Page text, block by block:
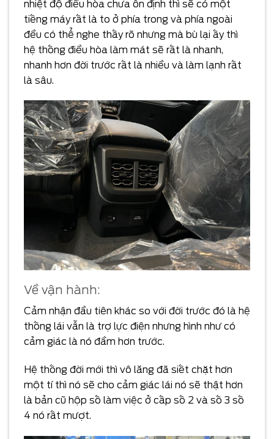
nhiệt độ điều hòa chưa ổn định thì sẽ có một
tiếng máy rất là to ở phía trong và phía ngoài
đều có thể nghe thấy rõ nhưng mà bù lại ấy thì
hệ thống điều hòa làm mát sẽ rất là nhanh,
nhanh hơn đời trước rất là nhiều và làm lạnh rất
là sâu.
Về vận hành:
Cảm nhận đầu tiên khác so với đời trước đó là hệ
thống lái vẫn là trợ lực điện nhưng hình như có
cảm giác là nó đầm hơn trước.
Hệ thống đời mới thì vô lăng đã siết chặt hơn
một tí thì nó sẽ cho cảm giác lái nó sẽ thật hơn
là bản cũ hộp số làm việc ở cấp số 2 và số 3 số
4 nó rất mượt.